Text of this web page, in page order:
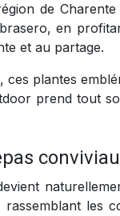
de
en
et au partage.
ces plantes
prend tout
les